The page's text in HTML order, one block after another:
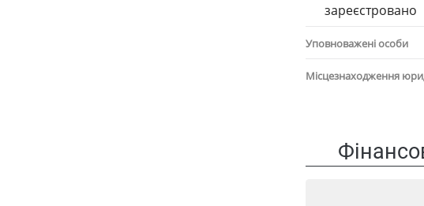
зареєстровано
Уповноважені особи
Місцезнаходження